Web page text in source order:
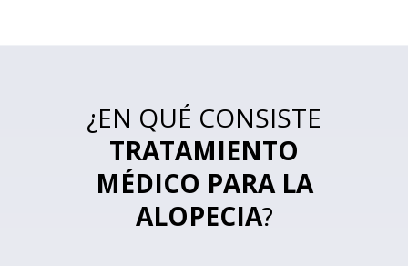
¿EN QUÉ CONSISTE
TRATAMIENTO
MÉDICO PARA LA
ALOPECIA?